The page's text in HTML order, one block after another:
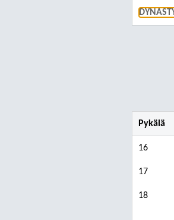
Pykälä
16
17
18